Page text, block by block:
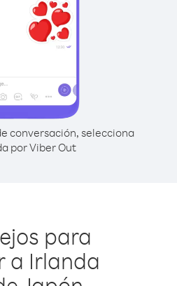
conversación, selecciona
por Viber Out
para
a Irlanda